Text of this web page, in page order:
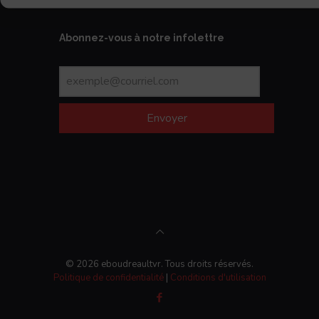
Abonnez-vous à notre infolettre
Envoyer
© 2026 eboudreaultvr. Tous droits réservés.
Politique de confidentialité| Conditions d'utilisation